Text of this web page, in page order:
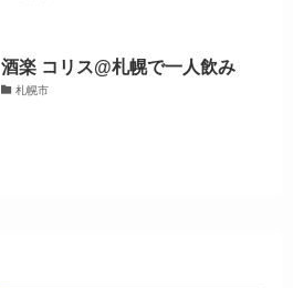
酒楽 コリス@札幌で一人飲み
札幌市